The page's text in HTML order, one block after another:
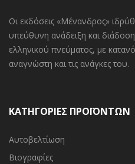
Οι εκδόσεις «Μένανδρος»
υπεύθυνη ανάδειξη και
ελληνικού πνεύματος, με
αναγνώστη και τις ανάγκες του.
ΚΑΤΗΓΟΡΙΕΣ ΠΡΟΪΟΝΤΩΝ
Αυτοβελτίωση
Βιογραφίες